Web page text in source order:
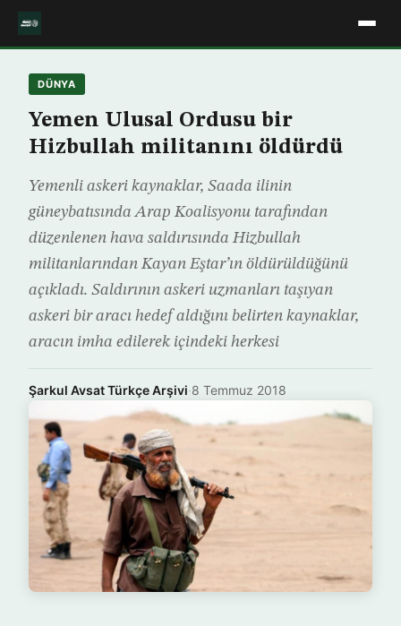
DÜNYA
Yemen Ulusal Ordusu bir
Hizbullah militanını öldürdü
Yemenli askeri kaynaklar, Saada ilinin
güneybatısında Arap Koalisyonu tarafından
düzenlenen hava saldırısında Hizbullah
militanlarından Kayan Eştar’ın öldürüldüğünü
açıkladı. Saldırının askeri uzmanları taşıyan
askeri bir aracı hedef aldığını belirten kaynaklar,
aracın imha edilerek içindeki herkesi
Şarkul Avsat Türkçe Arşivi·8 Temmuz 2018